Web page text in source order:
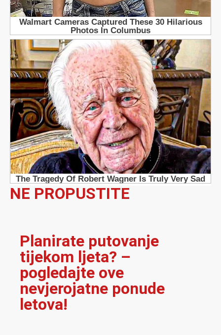
NE PROPUSTITE
Planirate putovanje
tijekom ljeta? –
pogledajte ove
nevjerojatne ponude
letova!